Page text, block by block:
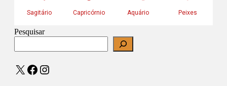
Pesquisar
X Facebook
Instagram